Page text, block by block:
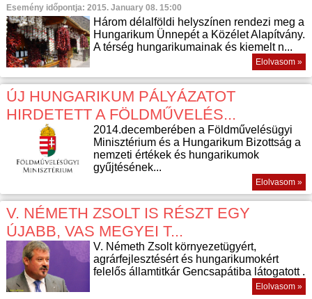
Esemény időpontja: 2015. January 08. 15:00
Három délalföldi helyszínen rendezi meg a
Hungarikum Ünnepét a Közélet Alapítvány.
A térség hungarikumainak és kiemelt n...
Elolvasom »
ÚJ HUNGARIKUM PÁLYÁZATOT
HIRDETETT A FÖLDMŰVELÉS...
2014.decemberében a Földművelésügyi
Minisztérium és a Hungarikum Bizottság a
nemzeti értékek és hungarikumok
gyűjtésének...
Elolvasom »
V. NÉMETH ZSOLT IS RÉSZT EGY
ÚJABB, VAS MEGYEI T...
V. Németh Zsolt környezetügyért,
agrárfejlesztésért és hungarikumokért
felelős államtitkár Gencsapátiba látogatott .
Elolvasom »